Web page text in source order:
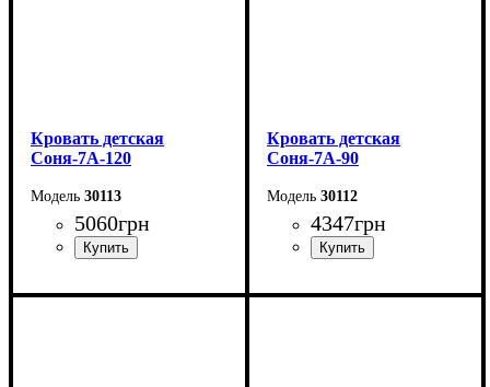
Кровать детская
Соня-7А-120
30113
5060грн
Длина - 204,8 см
Кровать детская
Соня-7А-90
30112
4347грн
Длина - 204,8 см